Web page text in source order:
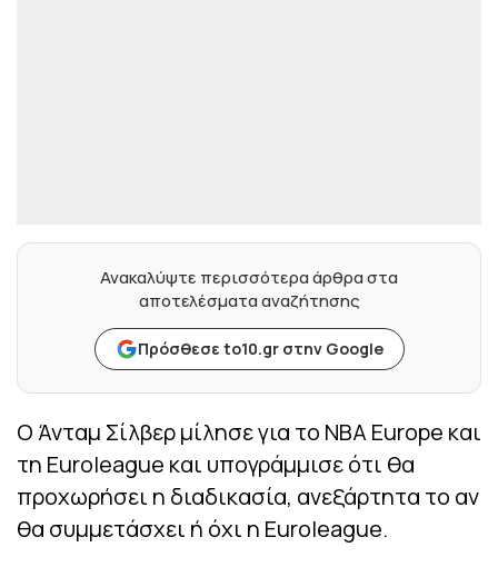
Ανακαλύψτε περισσότερα άρθρα στα
αποτελέσματα αναζήτησης
Πρόσθεσε to10.gr στην Google
Ο Άνταμ Σίλβερ μίλησε για το NBA Europe και
τη Euroleague και υπογράμμισε ότι θα
προχωρήσει η διαδικασία, ανεξάρτητα το αν
θα συμμετάσχει ή όχι η Euroleague.